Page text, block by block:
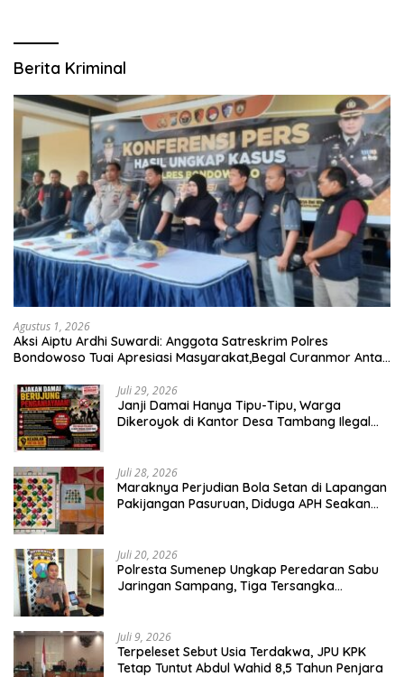
Berita Kriminal
Agustus 1, 2026
Aksi Aiptu Ardhi Suwardi: Anggota Satreskrim Polres
Bondowoso Tuai Apresiasi Masyarakat,Begal Curanmor Antar
Juli 29, 2026
Janji Damai Hanya Tipu-Tipu, Warga
Dikeroyok di Kantor Desa Tambang Ilegal
Juli 28, 2026
Maraknya Perjudian Bola Setan di Lapangan
Pakijangan Pasuruan, Diduga APH Seakan
Juli 20, 2026
Polresta Sumenep Ungkap Peredaran Sabu
Jaringan Sampang, Tiga Tersangka
Juli 9, 2026
Terpeleset Sebut Usia Terdakwa, JPU KPK
Tetap Tuntut Abdul Wahid 8,5 Tahun Penjara